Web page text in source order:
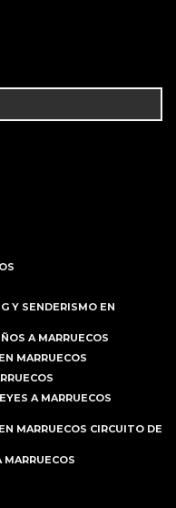
Y SENDERISMO EN
A MARRUECOS
MARRUECOS
A MARRUECOS
MARRUECOS CIRCUITO DE
MARRUECOS